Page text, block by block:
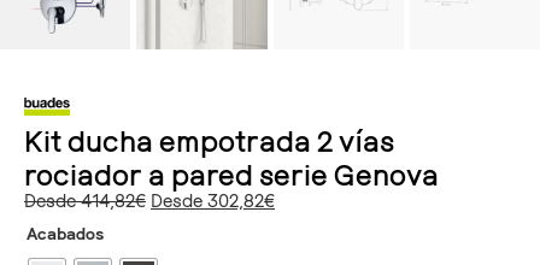
Kit ducha empotrada 2 vías
rociador a pared serie Genova
Desde414,82€ Desde 302,82€
Acabados